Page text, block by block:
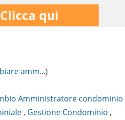
Clicca qui
amm...)
Amministratore condominio
, Gestione Condominio ,